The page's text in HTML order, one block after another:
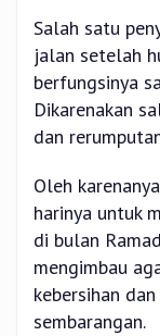
Salah satu
jalan setelah
berfungsinya
Dikarenakan
dan
Oleh
harinya untuk
di bulan
mengimbau
kebersihan
sembarangan.